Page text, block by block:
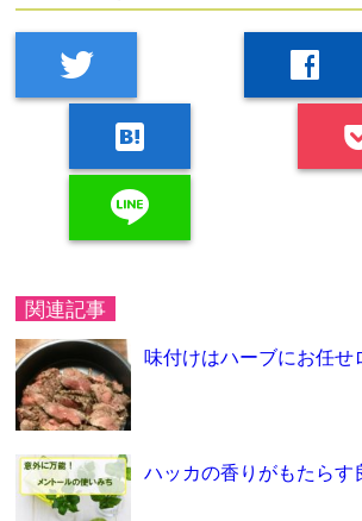
twitter
facebook
hatenabookmark
line
関連記事
味付けはハーブにお任せ
ハッカの香りがもたらす